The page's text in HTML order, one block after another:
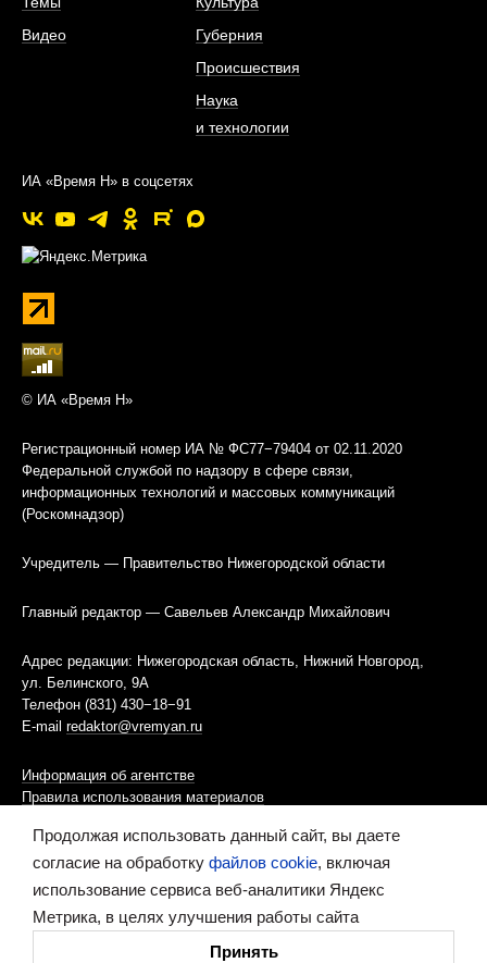
Видео
Губерния
Происшествия
Наука
и технологии
ИА «Время Н» в соцсетях
© ИА «Время Н»
Регистрационный номер ИА № ФС77−79404 от 02.11.2020
Федеральной службой по надзору в сфере связи,
информационных технологий и массовых коммуникаций
(Роскомнадзор)
Учредитель — Правительство Нижегородской области
Главный редактор — Савельев Александр Михайлович
Адрес редакции: Нижегородская область, Нижний Новгород,
ул. Белинского, 9А
Телефон (831) 430−18−91
E-mail redaktor@vremyan.ru
Информация об агентстве
Правила использования материалов
Информационная политика использования «cookies»-файлов
Ресурс содержит материалы 16+
Продолжая использовать данный сайт, вы даете
согласие на обработку файлов cookie, включая
использование сервиса веб-аналитики Яндекс
Метрика, в целях улучшения работы сайта
Принять